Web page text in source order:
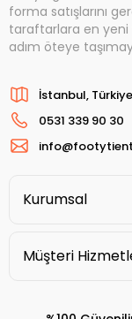
forma satışlarını
taraftarlara en yeni
adım öteye
İstanbul, Türkiye
0531 339 90 30
Kurumsal
Müşteri